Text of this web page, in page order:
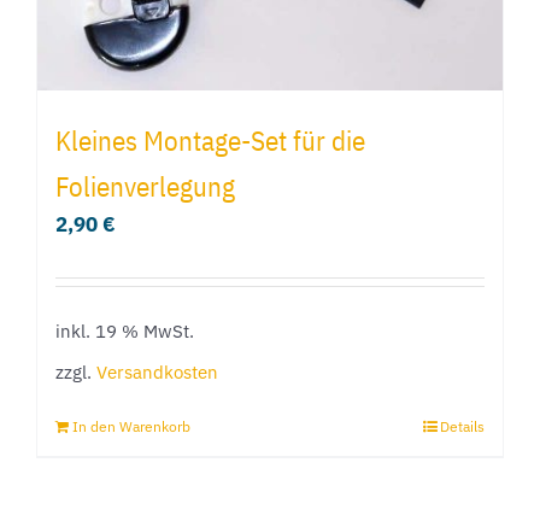
Kleines Montage-Set für die
Folienverlegung
2,90€
inkl. 19 % MwSt.
zzgl. Versandkosten
In den Warenkorb Details